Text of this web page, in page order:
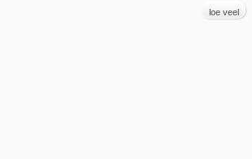
loe veel